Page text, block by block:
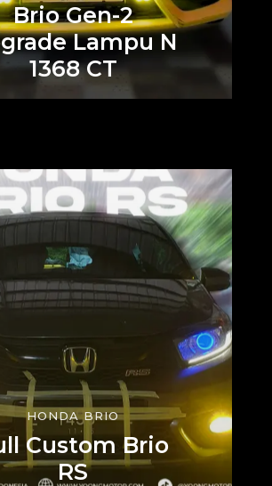
Brio Gen-2
Lampu N
1368 CT
HONDA BRIO
Custom Brio
RS